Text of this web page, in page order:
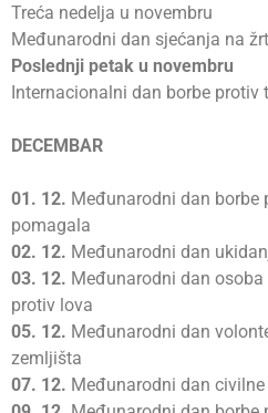
Treća nedelja u novembru
Međunarodni dan sjećanja na
Poslednji petak u novembru
Internacionalni dan borbe protiv
DECEMBAR
01. 12. Međunarodni dan borbe
pomagala
02. 12. Međunarodni dan
03. 12. Međunarodni dan
protiv lova
05. 12. Međunarodni dan
zemljišta
07. 12. Međunarodni dan